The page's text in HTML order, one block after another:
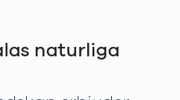
naturliga